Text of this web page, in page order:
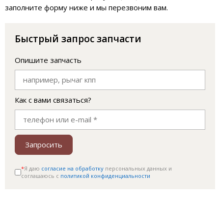
заполните форму ниже и мы перезвоним вам.
Быстрый запрос запчасти
Опишите запчасть
Как с вами связаться?
Запросить
*Я даю согласие на обработку персональных данных и
соглашаюсь c политикой конфиденциальности